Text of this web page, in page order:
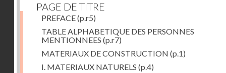
PAGE DE TITRE
PREFACE(p.r5)
TABLE ALPHABETIQUE DES PERSONNES
MENTIONNEES (p.r7)
MATERIAUX DE CONSTRUCTION (p.1)
I. MATERIAUX NATURELS (p.4)